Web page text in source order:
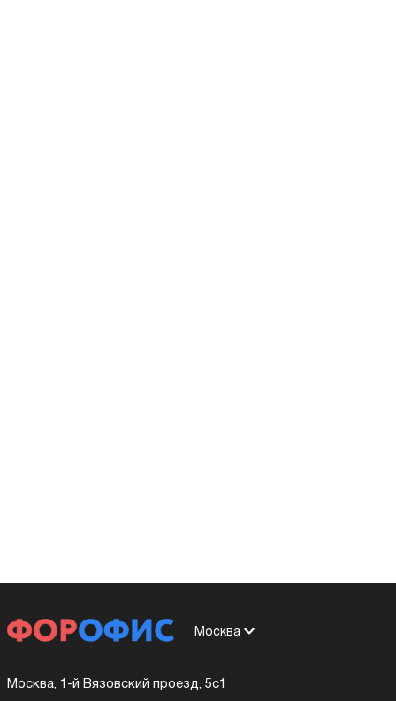
Москва
Москва, 1-й Вязовский проезд, 5с1